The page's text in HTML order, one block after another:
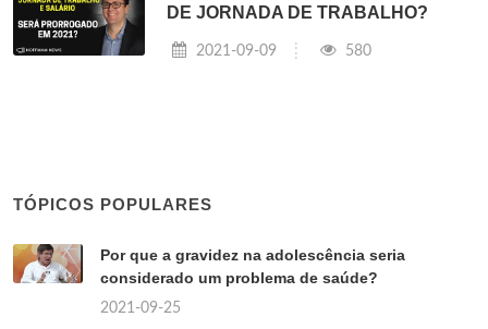
DE JORNADA DE TRABALHO?
2021-09-09 580
TÓPICOS POPULARES
Por que a gravidez na adolescência seria
considerado um problema de saúde?
2021-09-25